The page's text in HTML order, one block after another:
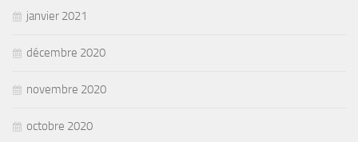
janvier 2021
décembre 2020
novembre 2020
octobre 2020